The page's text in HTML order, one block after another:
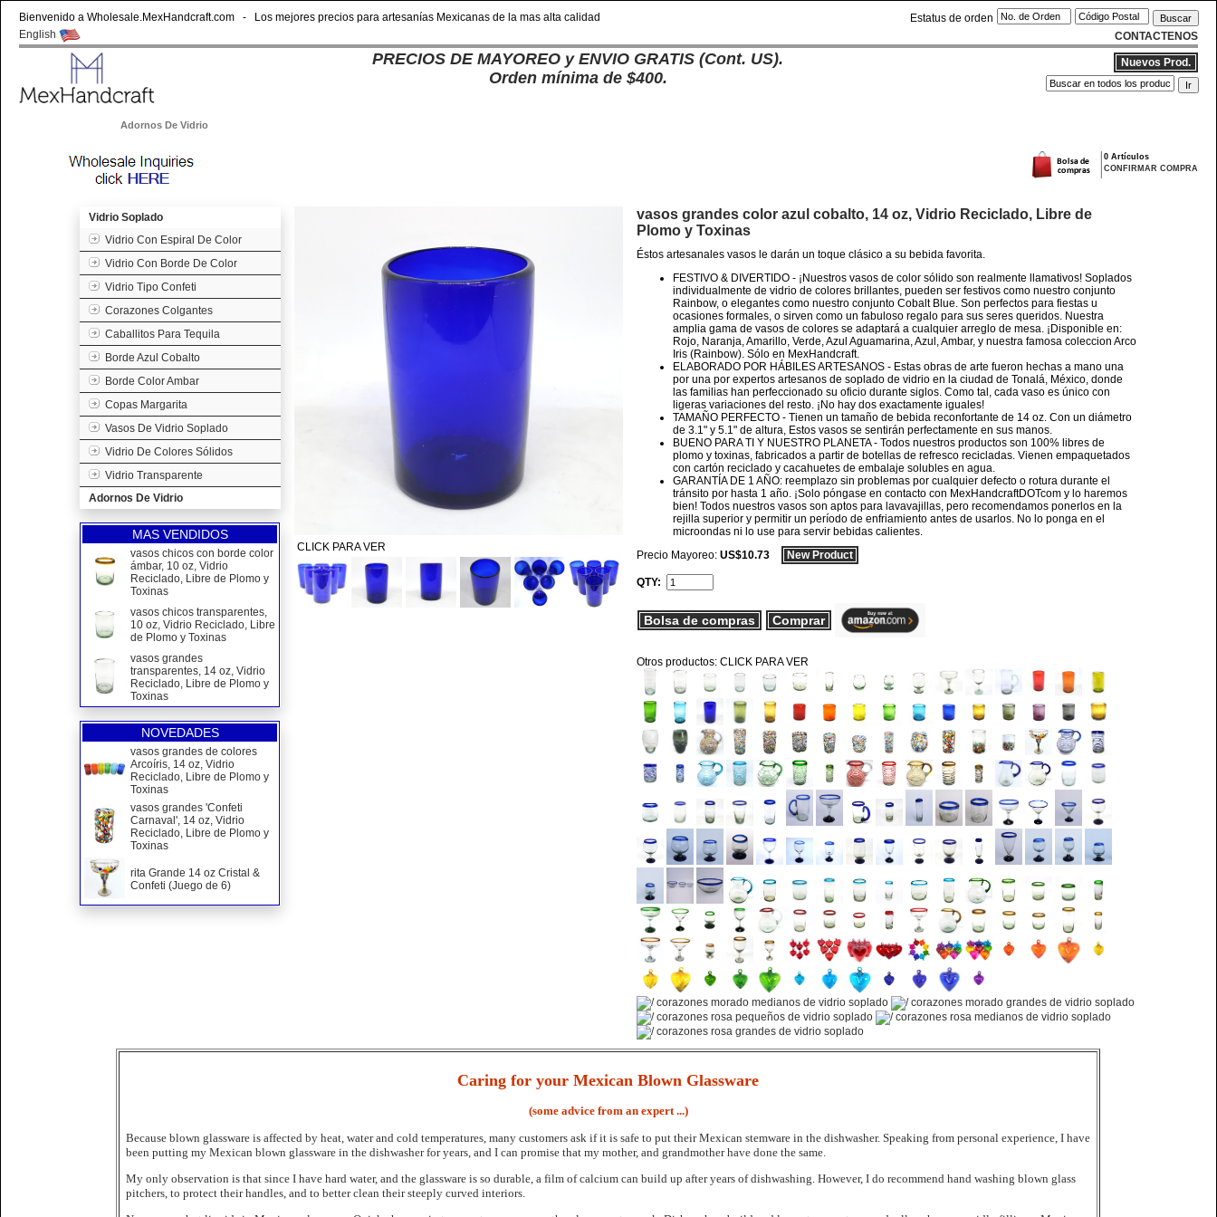
Bienvenido a Wholesale.MexHandcraft.com - Los mejores precios para artesanías Mexicanas de la mas alta calidad
Estatus de orden
English
CONTACTENOS
Nuevos Prod.
PRECIOS DE MAYOREO y ENVIO GRATIS (Cont. US).
Orden mínima de $400.
Adornos De Vidrio
0 Artículos
CONFIRMAR COMPRA
Vidrio Soplado
Vidrio Con Espiral De Color
Vidrio Con Borde De Color
Vidrio Tipo Confeti
Corazones Colgantes
Caballitos Para Tequila
Borde Azul Cobalto
Borde Color Ambar
Copas Margarita
Vasos De Vidrio Soplado
Vidrio De Colores Sólidos
Vidrio Transparente
Adornos De Vidrio
MAS VENDIDOS
vasos chicos con borde color
ámbar, 10 oz, Vidrio
Reciclado, Libre de Plomo y
Toxinas
vasos chicos transparentes,
10 oz, Vidrio Reciclado, Libre
de Plomo y Toxinas
vasos grandes
transparentes, 14 oz, Vidrio
Reciclado, Libre de Plomo y
Toxinas
NOVEDADES
vasos grandes de colores
Arcoíris, 14 oz, Vidrio
Reciclado, Libre de Plomo y
Toxinas
vasos grandes 'Confeti
Carnaval', 14 oz, Vidrio
Reciclado, Libre de Plomo y
Toxinas
rita Grande 14 oz Cristal &
Confeti (Juego de 6)
CLICK PARA VER
vasos grandes color azul cobalto, 14 oz, Vidrio Reciclado, Libre de
Plomo y Toxinas
Éstos artesanales vasos le darán un toque clásico a su bebida favorita.
FESTIVO & DIVERTIDO - ¡Nuestros vasos de color sólido son realmente llamativos! Soplados
individualmente de vidrio de colores brillantes, pueden ser festivos como nuestro conjunto
Rainbow, o elegantes como nuestro conjunto Cobalt Blue. Son perfectos para fiestas u
ocasiones formales, o sirven como un fabuloso regalo para sus seres queridos. Nuestra
amplia gama de vasos de colores se adaptará a cualquier arreglo de mesa. ¡Disponible en:
Rojo, Naranja, Amarillo, Verde, Azul Aguamarina, Azul, Ambar, y nuestra famosa coleccion Arco
Iris (Rainbow). Sólo en MexHandcraft.
ELABORADO POR HÁBILES ARTESANOS - Estas obras de arte fueron hechas a mano una
por una por expertos artesanos de soplado de vidrio en la ciudad de Tonalá, México, donde
las familias han perfeccionado su oficio durante siglos. Como tal, cada vaso es único con
ligeras variaciones del resto. ¡No hay dos exactamente iguales!
TAMAÑO PERFECTO - Tienen un tamaño de bebida reconfortante de 14 oz. Con un diámetro
de 3.1" y 5.1" de altura, Estos vasos se sentirán perfectamente en sus manos.
BUENO PARA TI Y NUESTRO PLANETA - Todos nuestros productos son 100% libres de
plomo y toxinas, fabricados a partir de botellas de refresco recicladas. Vienen empaquetados
con cartón reciclado y cacahuetes de embalaje solubles en agua.
GARANTÍA DE 1 AÑO: reemplazo sin problemas por cualquier defecto o rotura durante el
tránsito por hasta 1 año. ¡Solo póngase en contacto con MexHandcraftDOTcom y lo haremos
bien! Todos nuestros vasos son aptos para lavavajillas, pero recomendamos ponerlos en la
rejilla superior y permitir un período de enfriamiento antes de usarlos. No lo ponga en el
microondas ni lo use para servir bebidas calientes.
Precio Mayoreo:US$10.73 New Product
QTY:
Bolsa de compras Comprar
Otros productos: CLICK PARA VER
Caring for your Mexican Blown Glassware
(some advice from an expert ...)
Because blown glassware is affected by heat, water and cold temperatures, many customers ask if it is safe to put their Mexican stemware in the dishwasher. Speaking from personal experience, I have
been putting my Mexican blown glassware in the dishwasher for years, and I can promise that my mother, and grandmother have done the same.
My only observation is that since I have hard water, and the glassware is so durable, a film of calcium can build up after years of dishwashing. However, I do recommend hand washing blown glass
pitchers, to protect their handles, and to better clean their steeply curved interiors.